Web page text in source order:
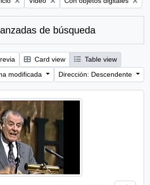
de búsqueda
Card view
Table view
modificada
Dirección: Descendente